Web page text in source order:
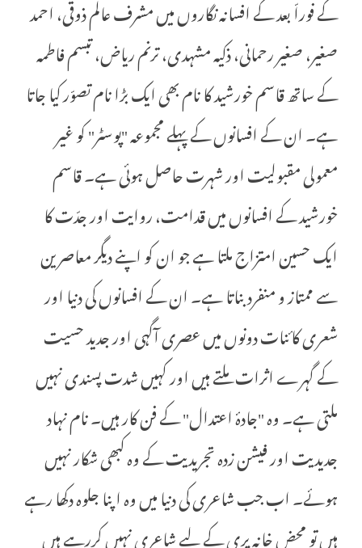
کے فوراّ بعد کے افسانہ نگاروں میں مشرف عالم ذوقی، احمد
صغیر، صغیر رحمانی، ذکیہ مشہدی، ترنم ریاض، تبسم فاطمہ
کے ساتھ قاسم خورشید کا نام بھی ایک بڑا نام تصوّر کیا جاتا
ہے۔ ان کے افسانوں کے پہلے مجموعہ "پوسٹر" کو غیر
معمولی مقبولیت اور شہرت حاصل ہوئی ہے۔ قاسم
خورشید کے افسانوں میں قدامت، روایت اور جدّت کا
ایک حسین امتزاج ملتا ہے جو ان کو اپنے دیگر معاصرین
سے ممتاز و منفرد بناتا ہے۔ ان کے افسانوں کی دنیا اور
شعری کائنات دونوں میں عصری آگہی اور جدید حسیت
کے گہرے اثرات ملتے ہیں اور کہیں شدت پسندی نہیں
ملتی ہے۔ وہ "جادۂ اعتدال" کے فن کار ہیں۔ نام نہاد
جدیدیت اور فیشن زدہ تجریدیت کے وہ کبھی شکار نہیں
ہوئے۔ اب جب شاعری کی دنیا میں وہ اپنا جلوہ دکھا رہے
ہیں تو محض خانہ پری کے لیے شاعری نہیں کررہے ہیں